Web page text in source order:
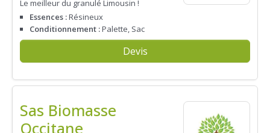
Le meilleur du granulé Limousin !
Essences :Résineux
Conditionnement :Palette, Sac
Devis
Sas Biomasse
Occitane